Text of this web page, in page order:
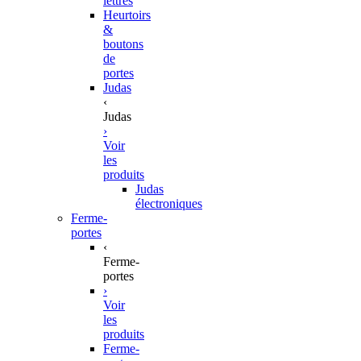
Heurtoirs
&
boutons
de
portes
Judas
‹
Judas
›
Voir
les
produits
Judas
électroniques
Ferme-
portes
‹
Ferme-
portes
›
Voir
les
produits
Ferme-